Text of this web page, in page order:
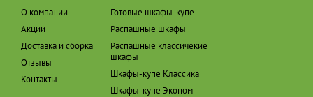
О компании
Акции
Доставка и сборка
Отзывы
Контакты
Готовые шкафы-купе
Распашные шкафы
Распашные классичекие
шкафы
Шкафы-купе Классика
Шкафы-купе Эконом